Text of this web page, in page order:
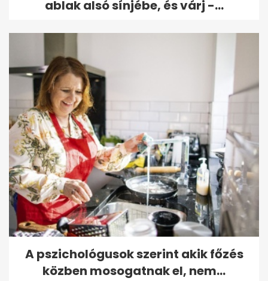
ablak alsó sínjébe, és várj -...
A pszichológusok szerint akik főzés
közben mosogatnak el, nem...